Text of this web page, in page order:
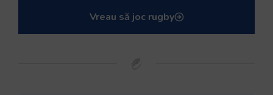
Vreau să joc rugby